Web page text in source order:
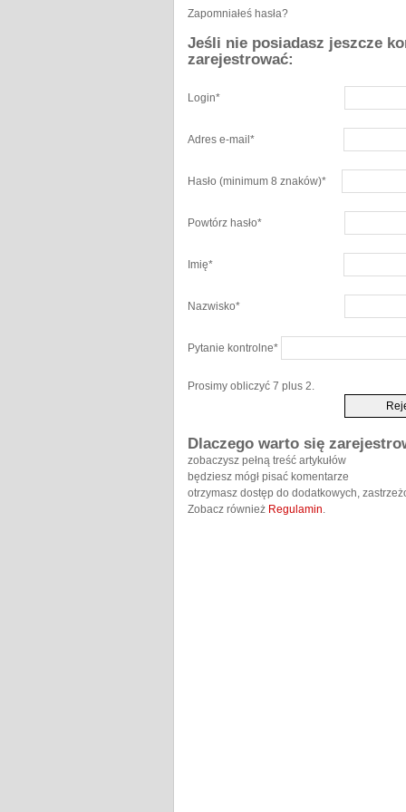
Zapomniałeś hasła?
Jeśli nie posiadasz jeszcze
zarejestrować:
Login*
Adres e-mail *
Hasło (minimum 8 znaków)*
Powtórz hasło*
Imię*
Nazwisko*
Pytanie kontrolne*
Prosimy obliczyć 7 plus 2.
Dlaczego warto się
zobaczysz pełną treść artykułów
będziesz mógł pisać komentarze
otrzymasz dostęp do dodatkowych,
Zobacz również Regulamin.